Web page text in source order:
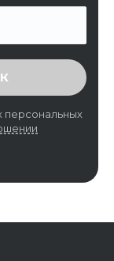
персональных